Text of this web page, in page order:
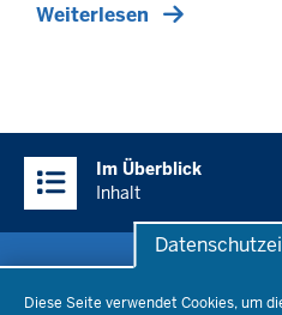
Diese Seite verwendet Cookies, um
Weiterlesen
Inhalte
Im Überblick
Inhalt